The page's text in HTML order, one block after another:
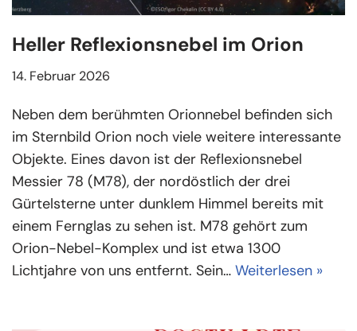
Heller Reflexionsnebel im Orion
14. Februar 2026
Neben dem berühmten Orionnebel befinden sich
im Sternbild Orion noch viele weitere interessante
Objekte. Eines davon ist der Reflexionsnebel
Messier 78 (M78), der nordöstlich der drei
Gürtelsterne unter dunklem Himmel bereits mit
einem Fernglas zu sehen ist. M78 gehört zum
Orion-Nebel-Komplex und ist etwa 1300
Lichtjahre von uns entfernt. Sein… Weiterlesen »